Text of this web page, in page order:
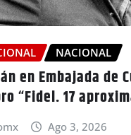
NACIONAL
en Embajada de
“Fidel. 17
Ago 3, 2026